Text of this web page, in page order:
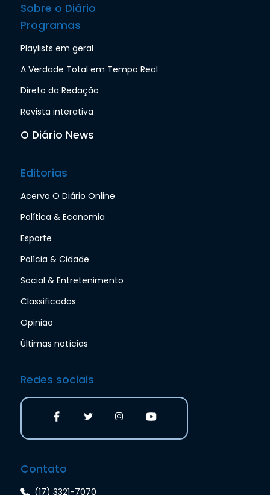
Sobre o Diário
Programas
Playlists em geral
A Verdade Total em Tempo Real
Direto da Redação
Revista interativa
O Diário News
Editorias
Acervo O Diário Online
Política & Economia
Esporte
Polícia & Cidade
Social & Entretenimento
Classificados
Opinião
Últimas notícias
Redes sociais
Contato
(17) 3321-7070